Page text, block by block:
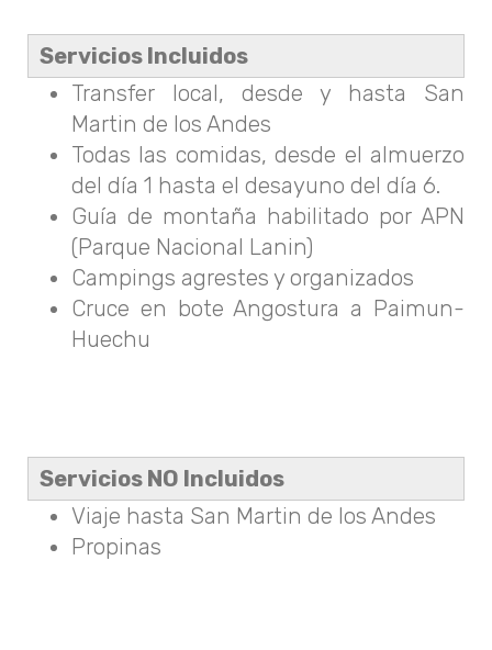
Servicios Incluidos
Transfer local, desde y hasta San
Martin de los Andes
Todas las comidas, desde el almuerzo
del día 1 hasta el desayuno del día 6.
Guía de montaña habilitado por APN
(Parque Nacional Lanin)
Campings agrestes y organizados
Cruce en bote Angostura a Paimun-
Huechu
Servicios NO Incluidos
Viaje hasta San Martin de los Andes
Propinas